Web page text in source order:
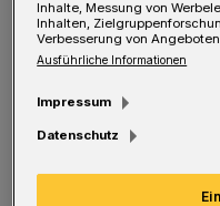
Foto: FDP
A
ußerdem will
großen
Inhalte, Messung von
Inhalten,
Verbesserung von
Ausführliche Informationen
Impressum
Datenschutz